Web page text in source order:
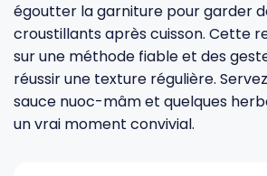
Glaçons
Tires-bouchons
Aiguiseurs
Planches à découper
égoutter la garniture pour garder
croustillants après cuisson. Cette
sur une méthode fiable et des
réussir une texture régulière.
sauce nuoc-mâm et quelques
un vrai moment convivial.